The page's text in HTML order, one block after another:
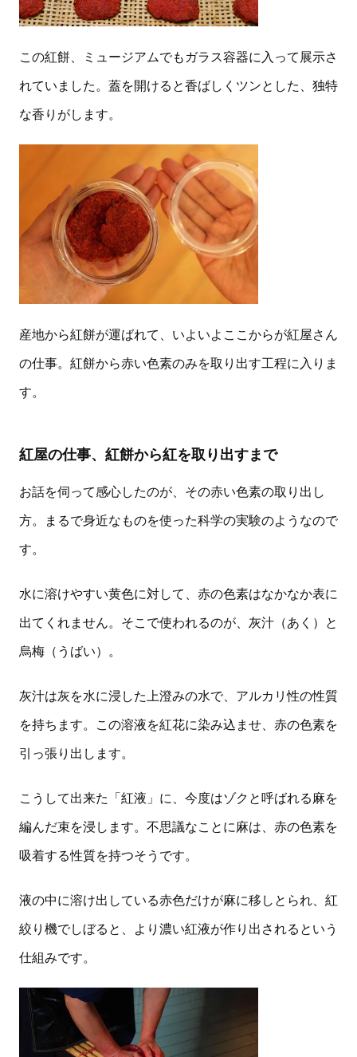
この紅餅、ミュージアムでもガラス容器に入って展示さ
れていました。蓋を開けると香ばしくツンとした、独特
な香りがします。
産地から紅餅が運ばれて、いよいよここからが紅屋さん
の仕事。紅餅から赤い色素のみを取り出す工程に入りま
す。
紅屋の仕事、紅餅から紅を取り出すまで
お話を伺って感心したのが、その赤い色素の取り出し
方。まるで身近なものを使った科学の実験のようなので
す。
水に溶けやすい黄色に対して、赤の色素はなかなか表に
出てくれません。そこで使われるのが、灰汁（あく）と
烏梅（うばい）。
灰汁は灰を水に浸した上澄みの水で、アルカリ性の性質
を持ちます。この溶液を紅花に染み込ませ、赤の色素を
引っ張り出します。
こうして出来た「紅液」に、今度はゾクと呼ばれる麻を
編んだ束を浸します。不思議なことに麻は、赤の色素を
吸着する性質を持つそうです。
液の中に溶け出している赤色だけが麻に移しとられ、紅
絞り機でしぼると、より濃い紅液が作り出されるという
仕組みです。